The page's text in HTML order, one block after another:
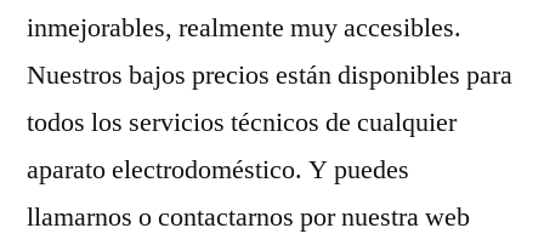
inmejorables, realmente muy accesibles.
Nuestros bajos precios están disponibles para
todos los servicios técnicos de cualquier
aparato electrodoméstico. Y puedes
llamarnos o contactarnos por nuestra web